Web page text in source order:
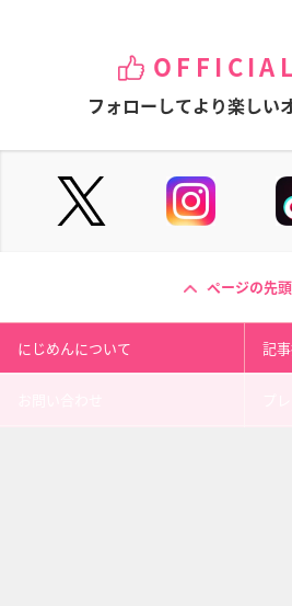
フォローしてより楽しい
ページの先
にじめんについて 記